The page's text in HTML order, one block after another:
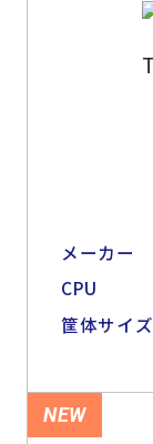
メーカー
CPU
筐体サイズ
NEW